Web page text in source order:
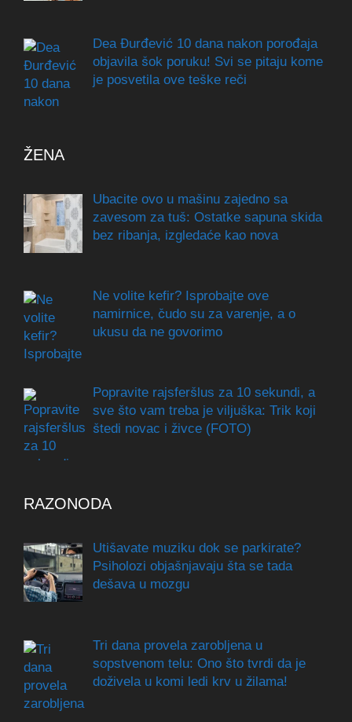
Dea Đurđević 10 dana nakon porođaja
objavila šok poruku! Svi se pitaju kome
je posvetila ove teške reči
ŽENA
Ubacite ovo u mašinu zajedno sa
zavesom za tuš: Ostatke sapuna skida
bez ribanja, izgledaće kao nova
Ne volite kefir? Isprobajte ove
namirnice, čudo su za varenje, a o
ukusu da ne govorimo
Popravite rajsferšlus za 10 sekundi, a
sve što vam treba je viljuška: Trik koji
štedi novac i živce (FOTO)
RAZONODA
Utišavate muziku dok se parkirate?
Psiholozi objašnjavaju šta se tada
dešava u mozgu
Tri dana provela zarobljena u
sopstvenom telu: Ono što tvrdi da je
doživela u komi ledi krv u žilama!